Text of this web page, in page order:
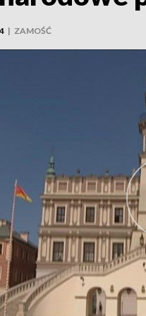
| ZAMOŚĆ